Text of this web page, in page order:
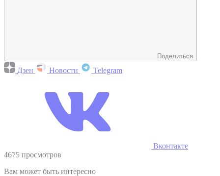
Поделиться
Дзен Новости Telegram
Вконтакте
4675 просмотров
Вам может быть интересно